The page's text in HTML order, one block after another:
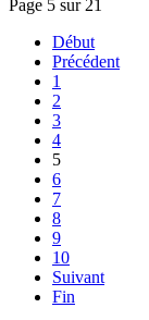
Page 5 sur 21
Début
Précédent
1
2
3
4
5
6
7
8
9
10
Suivant
Fin